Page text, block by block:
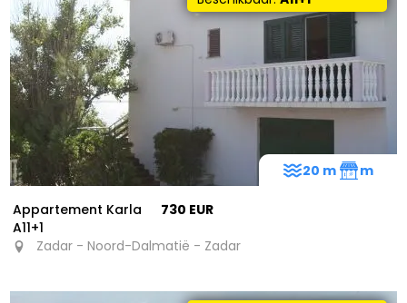
Appartement Karla
A11+1
730 EUR
Zadar - Noord-Dalmatië - Zadar
20 m m